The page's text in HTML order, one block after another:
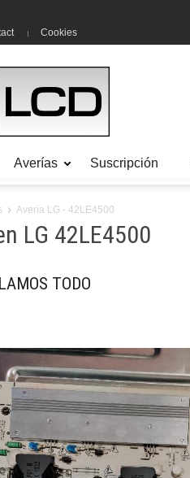
Cookies
Averías Suscripción
Averia LG - 42LE4500
LG 42LE4500
TODO